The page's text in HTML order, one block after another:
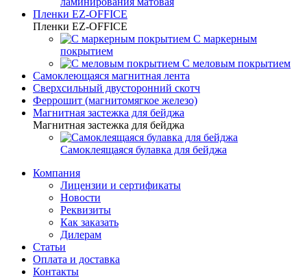
Пленки EZ-OFFICE
Пленки EZ-OFFICE
С маркерным
покрытием
С меловым покрытием
Самоклеющаяся магнитная лента
Сверхсильный двусторонний скотч
Феррошит (магнитомягкое железо)
Магнитная застежка для бейджа
Магнитная застежка для бейджа
Самоклеящаяся булавка для бейджа
Компания
Лицензии и сертификаты
Новости
Реквизиты
Как заказать
Дилерам
Статьи
Оплата и доставка
Контакты